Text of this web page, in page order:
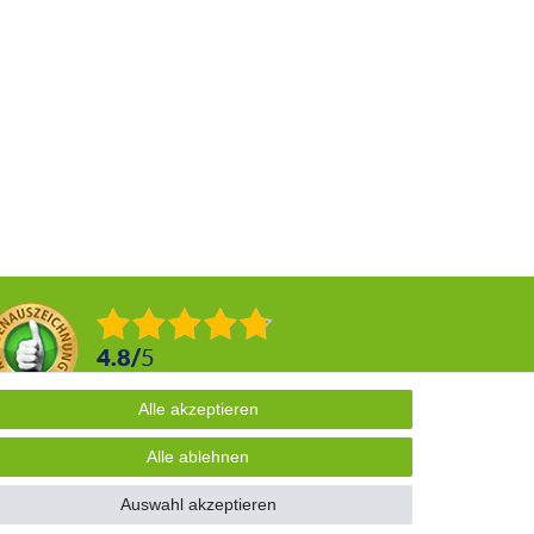
4.8/5
Alle akzeptieren
Alle ablehnen
Auswahl akzeptieren
Alle akzeptieren
Alle ablehnen
Auswahl akzeptieren